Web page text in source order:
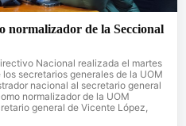
normalizador de la Seccional
Nacional realizada el martes
secretarios generales de la UOM
nacional al secretario general
normalizador de la UOM
general de Vicente López,